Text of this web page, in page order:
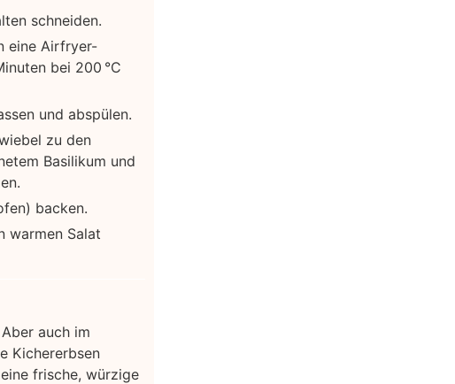
schneiden.
eine Airfryer-
bei 200 °C
und abspülen.
zu den
Basilikum und
backen.
warmen Salat
auch im
Kichererbsen
frische, würzige